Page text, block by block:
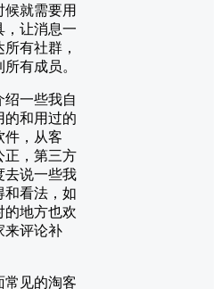
候就需要用
，让消息一
有社群，
有成员。
绍一些我自
的和用过的
件，从客
正，第三方
去说一些我
和看法，如
的地方也欢
来评论补
常见的淘客